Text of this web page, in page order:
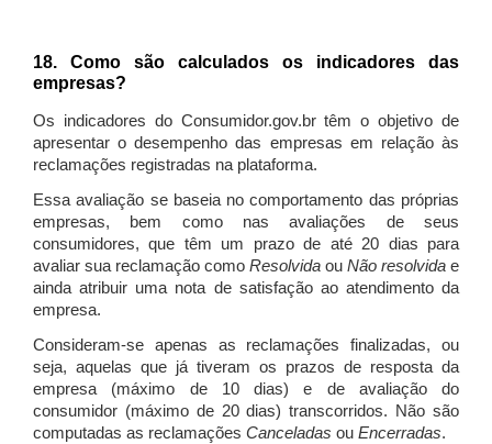
18. Como são calculados os indicadores das
empresas?
Os indicadores do Consumidor.gov.br têm o objetivo de
apresentar o desempenho das empresas em relação às
reclamações registradas na plataforma.
Essa avaliação se baseia no comportamento das próprias
empresas, bem como nas avaliações de seus
consumidores, que têm um prazo de até 20 dias para
avaliar sua reclamação como Resolvida ou Não resolvida e
ainda atribuir uma nota de satisfação ao atendimento da
empresa.
Consideram-se apenas as reclamações finalizadas, ou
seja, aquelas que já tiveram os prazos de resposta da
empresa (máximo de 10 dias) e de avaliação do
consumidor (máximo de 20 dias) transcorridos. Não são
computadas as reclamações Canceladas ou Encerradas.